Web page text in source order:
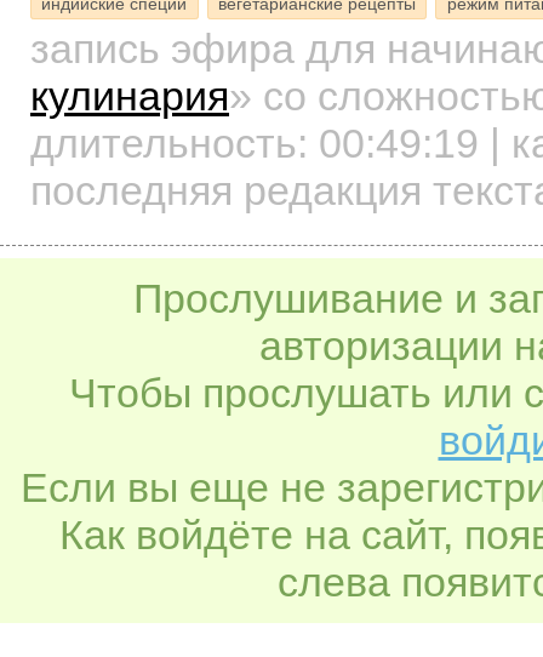
запись эфира для
кулинария» со
длительность: 00:49:19 |
последняя редакция
Прослушивание и
авторизации
Чтобы прослушать или
Если вы еще не
Как войдёте на сайт,
слева